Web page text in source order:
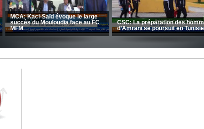
Entretien avec Moulay Haddou
CRB: Entretien avec Toufik
Korichi